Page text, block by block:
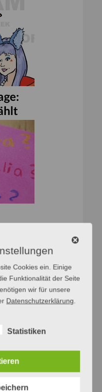
Cookies ein. Einige
Funktionalität der Seite
wir für unsere
Datenschutzerklärung
Statistiken